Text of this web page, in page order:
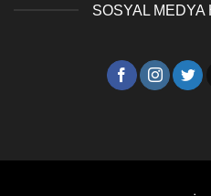
SOSYAL